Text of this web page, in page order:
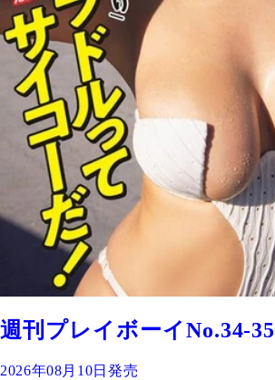
週刊プレイボーイNo.34-35
2026年08月10日発売